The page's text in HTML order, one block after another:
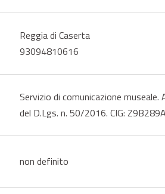
Reggia di Caserta
93094810616
Servizio di comunicazione
del D.Lgs. n. 50/2016. CIG:
non definito